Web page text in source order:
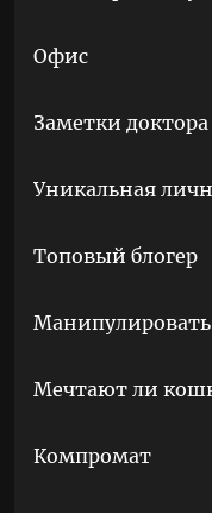
Офис
Заметки
Уникальная
Топовый блогер
Мечтают ли
Компромат